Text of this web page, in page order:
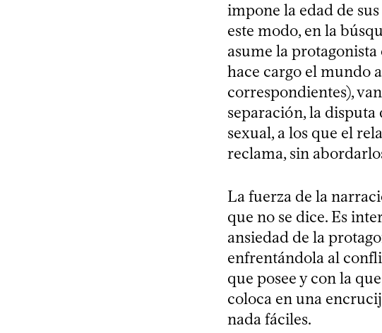
impone la edad de
este modo, en la
asume la
hace cargo el mundo
correspondientes),
separación, la disputa
sexual, a los que el
reclama, sin
La fuerza de la
que no se dice. Es
ansiedad de la
enfrentándola al
que posee y con la
coloca en una
nada fáciles.